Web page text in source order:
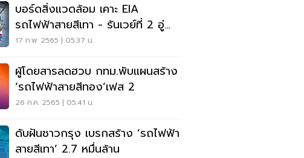
บอร์ดสิ่งแวดล้อม เคาะ EIA
รถไฟฟ้าสายสีเทา - รันเวย์ที่ 2 อู่
ตะเภา
17 ก.พ. 2565 | 05:37 น.
ผู้โดยสารลดฮวบ กทม.พับแผนสร้าง
‘รถไฟฟ้าสายสีทอง’เฟส 2
26 ก.ค. 2565 | 05:41 น.
ดับฝันชาวกรุง เบรกสร้าง ‘รถไฟฟ้า
สายสีเทา’ 2.7 หมื่นล้าน